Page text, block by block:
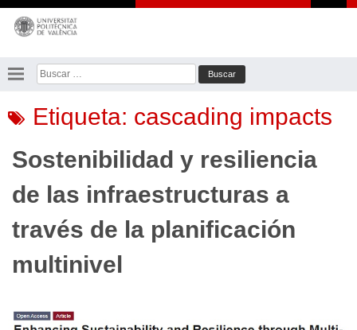
Saltar
contenido
Buscar:
Etiqueta: cascading impacts
Sostenibilidad y resiliencia
de las infraestructuras a
través de la planificación
multinivel